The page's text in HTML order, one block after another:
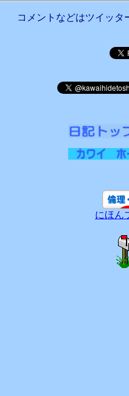
コメントなどはツイッタ
にほん